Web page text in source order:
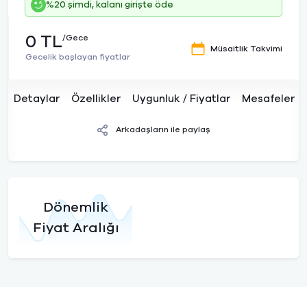
%20 şimdi, kalanı girişte öde
0 TL/Gece
Gecelik başlayan fiyatlar
Müsaitlik Takvimi
Detaylar Özellikler Uygunluk / Fiyatlar Mesafeler
Arkadaşların ile paylaş
Dönemlik
Fiyat Aralığı